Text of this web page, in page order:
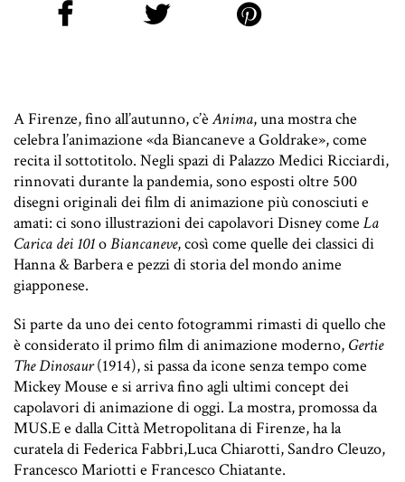
A Firenze, fino all’autunno, c’èAnima, una mostra che
celebra l’animazione «da Biancaneve a Goldrake», come
recita il sottotitolo. Negli spazi di Palazzo Medici Ricciardi,
rinnovati durante la pandemia, sono esposti oltre 500
disegni originali dei film di animazione più conosciuti e
amati: ci sono illustrazioni dei capolavori Disney come La
Carica dei 101oBiancaneve, così come quelle dei classici di
Hanna & Barbera e pezzi di storia del mondo anime
giapponese.
Si parte da uno dei cento fotogrammi rimasti di quello che
è considerato il primo film di animazione moderno, Gertie
The Dinosaur(1914), si passa da icone senza tempo come
Mickey Mouse e si arriva fino agli ultimi concept dei
capolavori di animazione di oggi. La mostra, promossa da
MUS.E e dalla Città Metropolitana di Firenze, ha la
curatela di Federica Fabbri,Luca Chiarotti, Sandro Cleuzo,
Francesco Mariotti e Francesco Chiatante.